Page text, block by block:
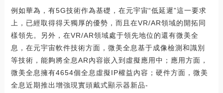
例如華為，有5G技術作為基礎，在元宇宙“低延遲”這一要求
上，已經取得得天獨厚的優勢，而且在VR/AR領域的開拓同
樣領先。另外，在VR/AR領域處于領先地位的還有微美全
息，在元宇宙軟件技術方面，微美全息基于成像檢測和識別
等技術，能夠將全息AR內容嵌入到虛擬應用中；應用方面，
微美全息擁有4654個全息虛擬IP權益內容；硬件方面，微美
全息近期推出增強現實頭戴式顯示器新品-